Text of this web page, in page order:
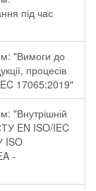
під час
"Вимоги до
процесів
17065:2019"
"Внутрішній
EN ISO/IEC
ISO
-